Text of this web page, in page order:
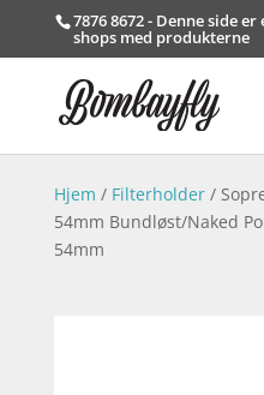
7876 8672 - Denne side
shops med produkterne
Hjem / Filterholder/
54mm Bundløst/Naked
54mm